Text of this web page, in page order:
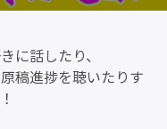
に話したり、
稿進捗を聴いたりす